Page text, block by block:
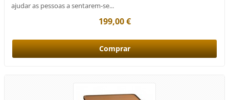
ajudar as pessoas a sentarem-se...
199,00 €